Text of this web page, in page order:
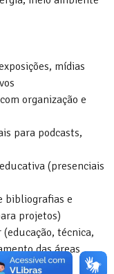
mídias
organização e
para podcasts,
(presenciais
bibliografias e
projetos)
técnica,
das áreas